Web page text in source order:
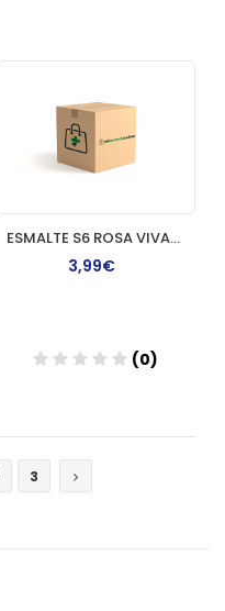
ESMALTE S6 ROSA VIVACE
3,99€
(0)
3